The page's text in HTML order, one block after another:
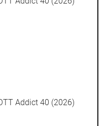
Addict 40 (2026)